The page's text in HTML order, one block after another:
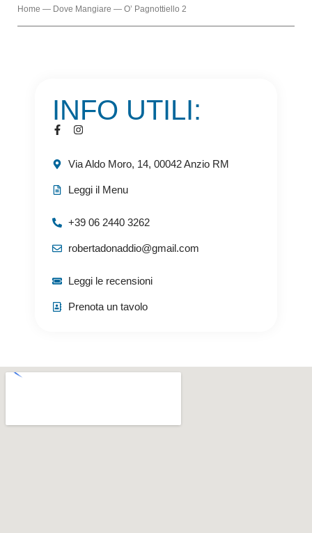
Home — Dove Mangiare — O’ Pagnottiello 2
INFO UTILI:
Via Aldo Moro, 14, 00042 Anzio RM
Leggi il Menu
+39 06 2440 3262
robertadonaddio@gmail.com
Leggi le recensioni
Prenota un tavolo